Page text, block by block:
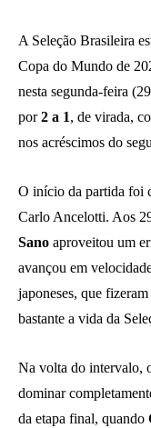
A Seleção Brasileira
Copa do Mundo de
nesta segunda-feira
por2 a 1, de virada,
nos acréscimos do
O início da partida foi
Carlo Ancelotti. Aos
Sano aproveitou um
avançou em
japoneses, que
bastante a vida da
Na volta do intervalo,
dominar
da etapa final, quando